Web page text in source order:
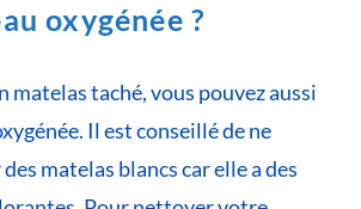
oxygénée ?
matelas taché, vous pouvez aussi
Il est conseillé de ne
matelas blancs car elle a des